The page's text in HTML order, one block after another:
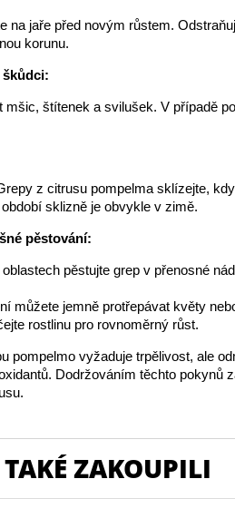
na jaře před novým růstem.
korunu.
škůdci:
mšic, štítenek a svilušek. V případě
z citrusu pompelma sklízejte,
sklizně je obvykle v zimě.
pěstování:
pěstujte grep v přenosné
můžete jemně protřepávat květy
rostlinu pro rovnoměrný růst.
pompelmo vyžaduje trpělivost, ale
Dodržováním těchto pokynů
ZAKOUPILI